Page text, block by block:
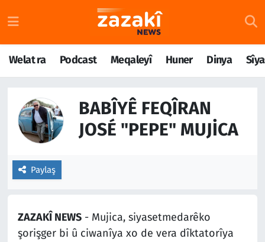
Welat ra Podcast Meqaleyî Huner Dinya
BABÎYÊ FEQÎRAN
JOSÉ "PEPE" MUJICA
Paylaş
ZAZAKÎ NEWS- Mujica, siyasetmedarêko
şorişger bi û ciwanîya xo de vera dîktatorîya
Welat ra
Podcast
Meqaleyî
Huner
Dinya
Rojane
Nöbetçi Eczaneler
Hava Durumu
Namaz Vakitleri
Trafik Durumu
Süper Lig Puan Durumu ve Fikstür
Son Dakika Haberleri